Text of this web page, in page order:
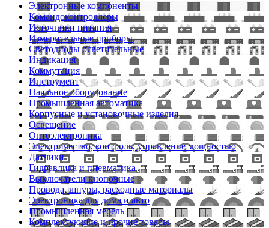
Электронные компоненты
Командоконтроллеры
Источники питания
Измерительные приборы
Светодиоды осветительные
Индикация
Коммутация
Инструмент
Паяльное оборудование
Промышленная автоматика
Корпусные и установочные изделия
Освещение
Оптоэлектроника
Электричество, контроль, управление мощностью
Датчики
Гидравлика и пневматика
Выключатели кнопочные
Провода, шнуры, расходные материалы
Электроника для дома и авто
Промышленная мебель
Комплектующие и прочие товары